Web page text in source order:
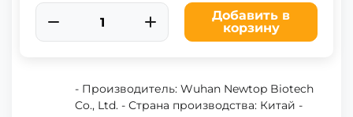
Добавить в
корзину
- Производитель: Wuhan Newtop Biotech
Co., Ltd. - Страна производства: Китай -